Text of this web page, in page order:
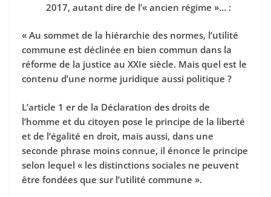
2017, autant dire de l’« ancien régime »… :
« Au sommet de la hiérarchie des normes, l’utilité
commune est déclinée en bien commun dans la
réforme de la justice au XXIe siècle. Mais quel est le
contenu d’une norme juridique aussi politique ?
L’article 1 er de la Déclaration des droits de
l’homme et du citoyen pose le principe de la liberté
et de l’égalité en droit, mais aussi, dans une
seconde phrase moins connue, il énonce le principe
selon lequel « les distinctions sociales ne peuvent
être fondées que sur l’utilité commune ».